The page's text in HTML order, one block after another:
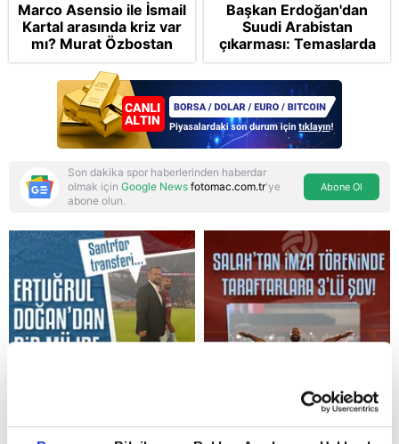
Reddet
Marco Asensio ile İsmail
Kartal arasında kriz var
mı? Murat Özbostan
analiz etti: Egoları da
yönetmelisiniz
Başkan Erdoğan'dan
Suudi Arabistan
çıkarması: Temaslarda
bulunacak
Son dakika spor haberlerinden haberdar
olmak için Google News fotomac.com.tr'ye
abone olun.
Abone Ol